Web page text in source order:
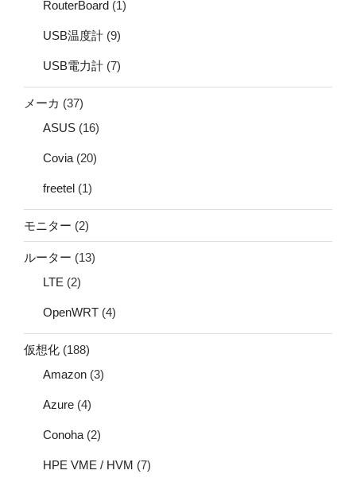
RouterBoard (1)
USB温度計 (9)
USB電力計 (7)
メーカ (37)
ASUS (16)
Covia (20)
freetel (1)
モニター (2)
ルーター (13)
LTE (2)
OpenWRT (4)
仮想化 (188)
Amazon (3)
Azure (4)
Conoha (2)
HPE VME / HVM (7)